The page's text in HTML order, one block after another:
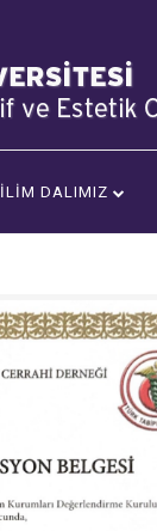
DALIMIZ